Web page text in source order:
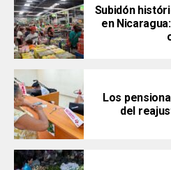
Subidón
en
Los
del